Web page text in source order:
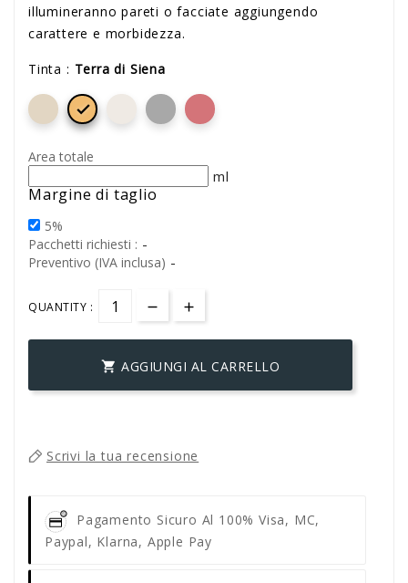
illumineranno pareti o facciate aggiungendo
carattere e morbidezza.
Tinta : Terra di Siena

Area totale
ml
Margine di taglio
5%
Pacchetti richiesti : -
Preventivo (IVA inclusa) -
QUANTITY :
 AGGIUNGI AL CARRELLO
Scrivi la tua recensione
Pagamento Sicuro Al 100%Visa, MC,
Paypal, Klarna, Apple Pay